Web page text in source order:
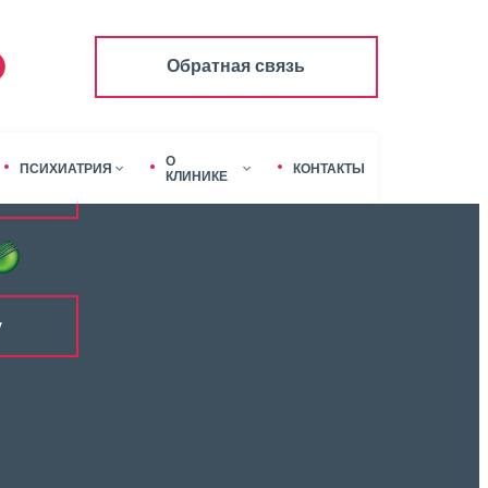
Обратная связь
ПСИХИАТРИЯ
О
КЛИНИКЕ
КОНТАКТЫ
ул. Молодежная 16